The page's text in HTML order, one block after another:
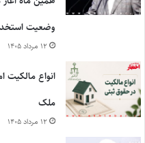
وضعیت
۱۲ مرداد ۱۴۰۵
ملک
۱۲ مرداد ۱۴۰۵